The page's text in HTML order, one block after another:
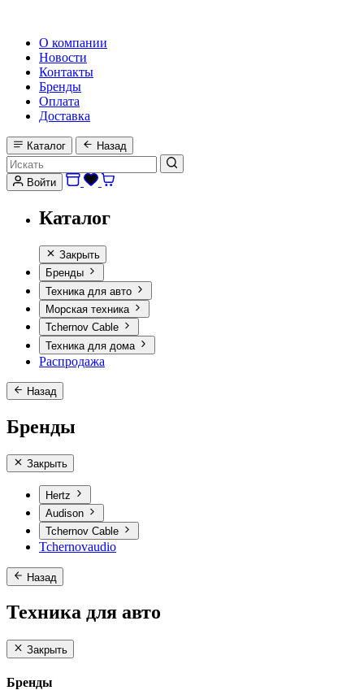
О компании
Новости
Контакты
Бренды
Оплата
Доставка
Каталог Назад
Войти
Каталог
Закрыть
Бренды
Техника для авто
Морская техника
Tchernov Cable
Техника для дома
Распродажа
Назад
Бренды
Закрыть
Hertz
Audison
Tchernov Cable
Tchernovaudio
Назад
Техника для авто
Закрыть
Бренды